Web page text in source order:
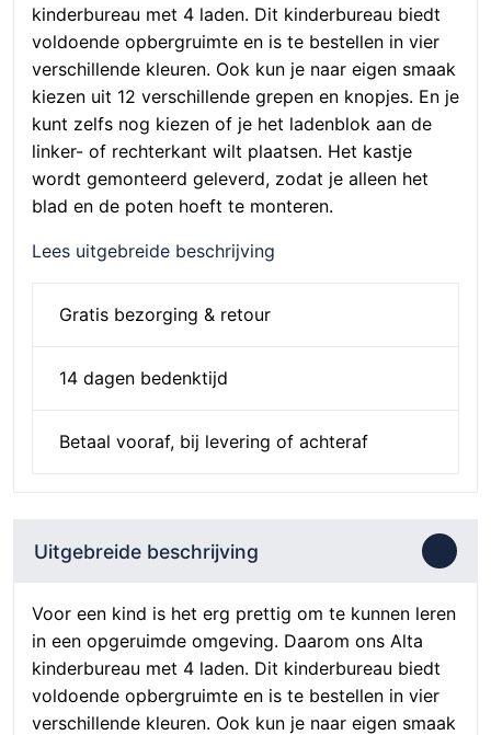
kinderbureau met 4 laden. Dit kinderbureau biedt
voldoende opbergruimte en is te bestellen in vier
verschillende kleuren. Ook kun je naar eigen smaak
kiezen uit 12 verschillende grepen en knopjes. En je
kunt zelfs nog kiezen of je het ladenblok aan de
linker- of rechterkant wilt plaatsen. Het kastje
wordt gemonteerd geleverd, zodat je alleen het
blad en de poten hoeft te monteren.
Lees uitgebreide beschrijving
Gratis bezorging & retour
14 dagen bedenktijd
Betaal vooraf, bij levering of achteraf
Uitgebreide beschrijving
Voor een kind is het erg prettig om te kunnen leren
in een opgeruimde omgeving. Daarom ons Alta
kinderbureau met 4 laden. Dit kinderbureau biedt
voldoende opbergruimte en is te bestellen in vier
verschillende kleuren. Ook kun je naar eigen smaak